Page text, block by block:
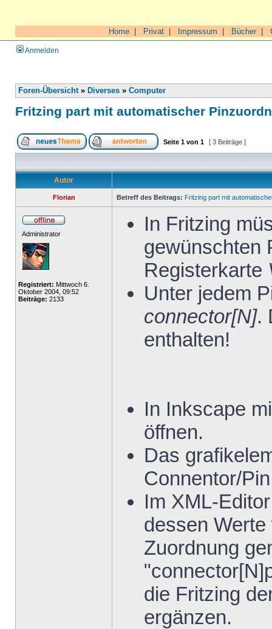
Home Privat Impressum Bücher|
Anmelden
Foren-Übersicht» Diverses » Computer
Fritzing part mit automatischer
Seite 1 von 1 [ 3 Beiträge ]
Autor
Florian Betreff des Beitrags: Fritzing part mit
Administrator
Registriert: Mittwoch 6.
Oktober 2004, 09:52
Beiträge: 2133
In Fritzing
gewünschten
Registerkarte
Unter jedem
connector[N].
enthalten!
In Inkscape
öffnen.
Das
Connentor/
Im XML-
dessen
Zuordnung
die Fritzing
ergänzen.